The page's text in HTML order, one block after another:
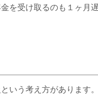
を受け取るのも１ヶ月
いう考え方があります。